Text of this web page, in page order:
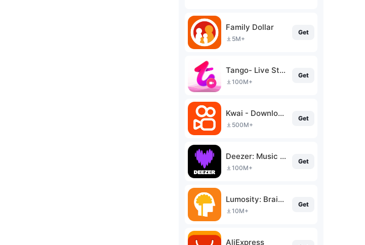
Family Dollar
5M+
Get
Tango- Live Stream, Video Chat
100M+
Get
Kwai - Download & Share Video
500M+
Get
Deezer: Music & Podcast Player
100M+
Get
Lumosity: Brain Training
10M+
Get
AliExpress